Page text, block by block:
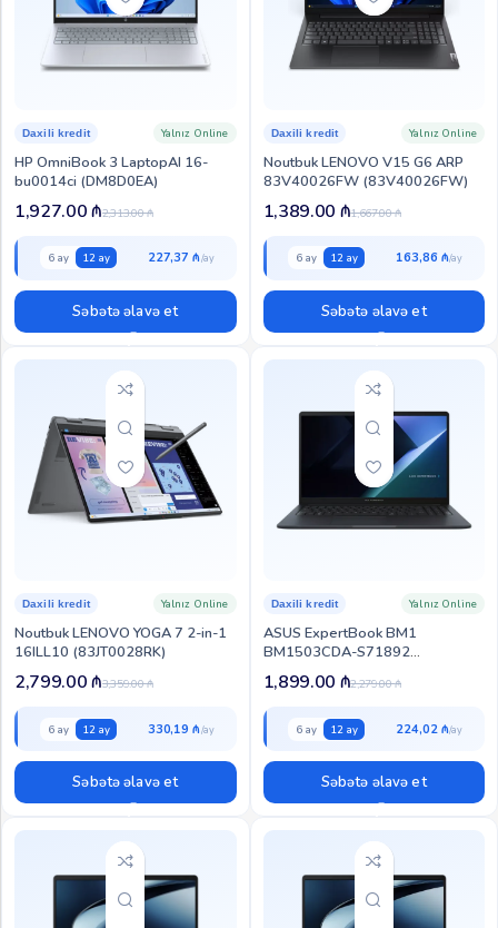
HP OmniBook 3 LaptopAI 16-
bu0014ci (DM8D0EA)
Daxili kredit Yalnız Online
2,313.00₼
1,927.00₼
6 ay 12 ay 227,37 ₼
Səbətə əlavə et
Noutbuk LENOVO V15 G6 ARP
83V40026FW (83V40026FW)
Daxili kredit Yalnız Online
1,667.00₼
1,389.00 ₼
6 ay 12 ay 163,86 ₼
Səbətə əlavə et
Noutbuk LENOVO YOGA 7 2-in-1
16ILL10 (83JT0028RK)
Daxili kredit Yalnız Online
3,359.00₼
2,799.00₼
6 ay 12 ay 330,19 ₼
Səbətə əlavə et
ASUS ExpertBook BM1
BM1503CDA-S71892
(90NX0821-M022F0)
Daxili kredit Yalnız Online
2,279.00₼
1,899.00 ₼
6 ay 12 ay 224,02 ₼
Səbətə əlavə et